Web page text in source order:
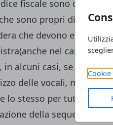
Cookie
fiscale sono costruiti
sono propri di una
che devono essere
nel caso in cui
in alcuni casi, se
delle vocali, ma
lo stesso per tutti. Ecco
della sequenza,